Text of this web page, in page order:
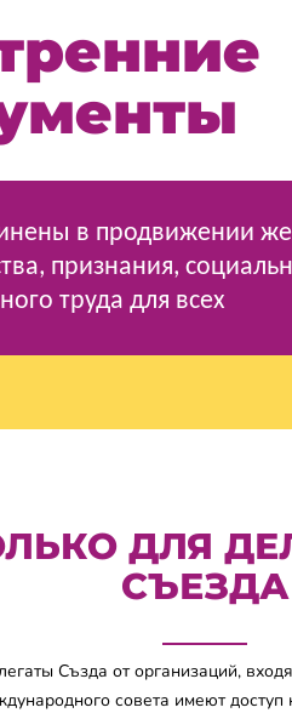
в продвижении
признания,
го труда для всех
ДЛЯ
СЪЕЗДА
Създа от организаций,
совета имеют доступ